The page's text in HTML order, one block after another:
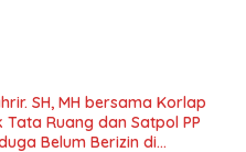
SH, MH bersama Korlap
Tata Ruang dan Satpol PP
Belum Berizin di